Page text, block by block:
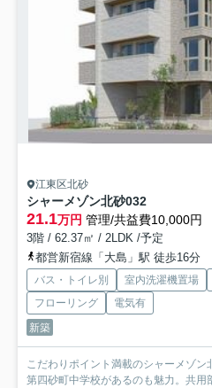
江東区北砂
シャーメゾン北砂032
21.1万円 管理/共益費10,000円
3階 / 62.37㎡ / 2LDK /予定
都営新宿線「大島」駅 徒歩16分
バス・トイレ別 室内洗濯機置場
フローリング
電気有
新築
こだわりポイント満載のシャーメゾ
第四砂町中学校があるのも魅力。共用